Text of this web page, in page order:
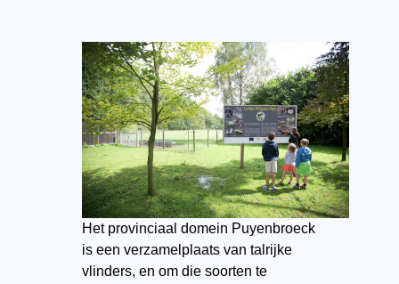
Het provinciaal domein Puyenbroeck
is een verzamelplaats van talrijke
vlinders, en om die soorten te